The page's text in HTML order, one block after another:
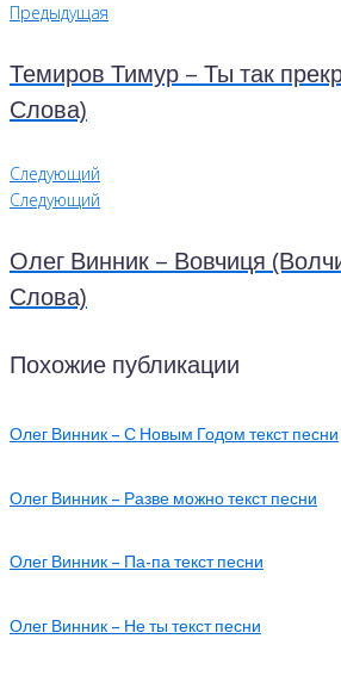
Предыдущая
Темиров Тимур – Ты так
Слова)
Следующий
Следующий
Олег Винник – Вовчиця
Слова)
Похожие публикации
Олег Винник – С Новым Годом текст песни
Олег Винник – Разве можно текст песни
Олег Винник – Па-па текст песни
Олег Винник – Не ты текст песни